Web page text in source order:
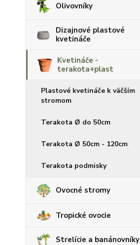
Olivovníky
Dizajnové plastové
kvetináče
Kvetináče -
terakota+plast
Plastové kvetináče k väčším
stromom
Terakota Ø do 50cm
Terakota Ø 50cm - 120cm
Terakota podmisky
Ovocné stromy
Tropické ovocie
Strelície a banánovníky